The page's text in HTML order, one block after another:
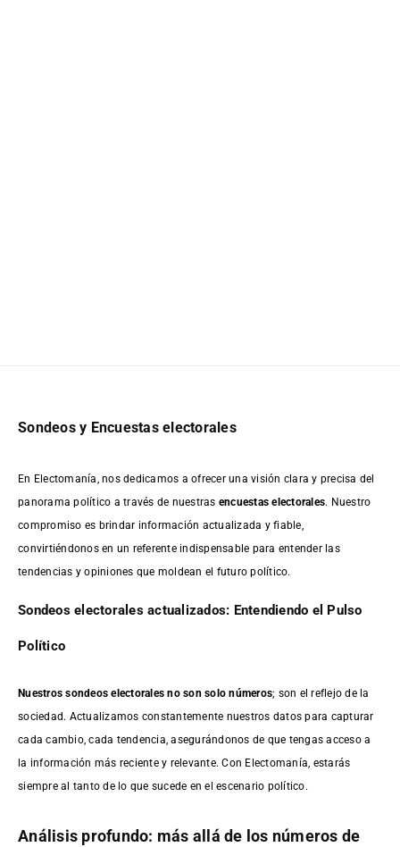
Sondeos y Encuestas electorales
En Electomanía, nos dedicamos a ofrecer una visión clara y precisa del
panorama político a través de nuestras encuestas electorales. Nuestro
compromiso es brindar información actualizada y fiable,
convirtiéndonos en un referente indispensable para entender las
tendencias y opiniones que moldean el futuro político.
Sondeos electorales actualizados: Entendiendo el Pulso
Político
Nuestros sondeos electorales no son solo números; son el reflejo de la
sociedad. Actualizamos constantemente nuestros datos para capturar
cada cambio, cada tendencia, asegurándonos de que tengas acceso a
la información más reciente y relevante. Con Electomanía, estarás
siempre al tanto de lo que sucede en el escenario político.
Análisis profundo: más allá de los números de